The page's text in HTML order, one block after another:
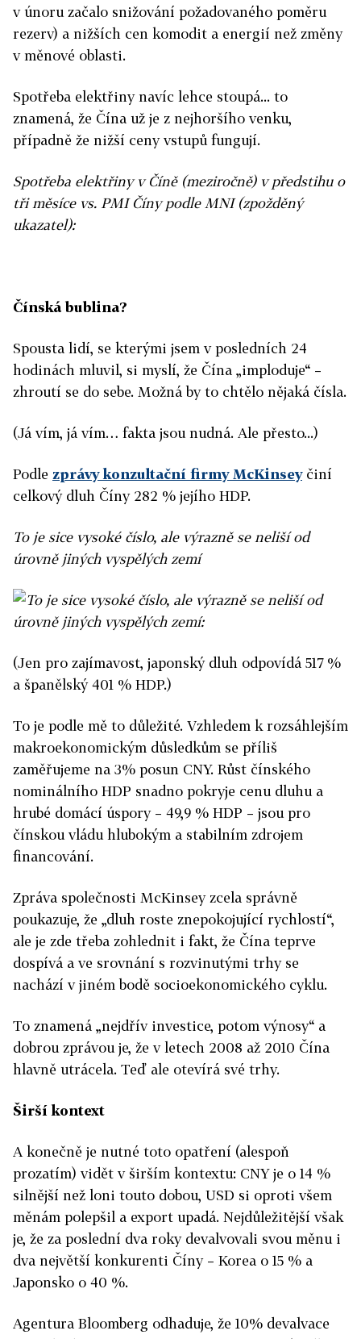
v únoru začalo snižování požadovaného poměru
rezerv) a nižších cen komodit a energií než změny
v měnové oblasti.
Spotřeba elektřiny navíc lehce stoupá... to
znamená, že Čína už je z nejhoršího venku,
případně že nižší ceny vstupů fungují.
Spotřeba elektřiny v Číně (meziročně) v předstihu o
tři měsíce vs. PMI Číny podle MNI (zpožděný
ukazatel):
Čínská bublina?
Spousta lidí, se kterými jsem v posledních 24
hodinách mluvil, si myslí, že Čína „imploduje“ –
zhroutí se do sebe. Možná by to chtělo nějaká čísla.
(Já vím, já vím… fakta jsou nudná. Ale přesto...)
Podle zprávy konzultační firmy McKinseyčiní
celkový dluh Číny 282 % jejího HDP.
To je sice vysoké číslo, ale výrazně se neliší od
úrovně jiných vyspělých zemí
(Jen pro zajímavost, japonský dluh odpovídá 517 %
a španělský 401 % HDP.)
To je podle mě to důležité. Vzhledem k rozsáhlejším
makroekonomickým důsledkům se příliš
zaměřujeme na 3% posun CNY. Růst čínského
nominálního HDP snadno pokryje cenu dluhu a
hrubé domácí úspory – 49,9 % HDP – jsou pro
čínskou vládu hlubokým a stabilním zdrojem
financování.
Zpráva společnosti McKinsey zcela správně
poukazuje, že „dluh roste znepokojující rychlostí“,
ale je zde třeba zohlednit i fakt, že Čína teprve
dospívá a ve srovnání s rozvinutými trhy se
nachází v jiném bodě socioekonomického cyklu.
To znamená „nejdřív investice, potom výnosy“ a
dobrou zprávou je, že v letech 2008 až 2010 Čína
hlavně utrácela. Teď ale otevírá své trhy.
Širší kontext
A konečně je nutné toto opatření (alespoň
prozatím) vidět v širším kontextu: CNY je o 14 %
silnější než loni touto dobou, USD si oproti všem
měnám polepšil a export upadá. Nejdůležitější však
je, že za poslední dva roky devalvovali svou měnu i
dva největší konkurenti Číny – Korea o 15 % a
Japonsko o 40 %.
Agentura Bloomberg odhaduje, že 10% devalvace